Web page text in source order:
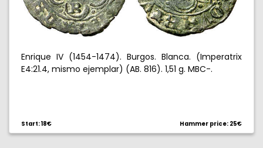
Enrique IV (1454-1474). Burgos. Blanca. (Imperatrix
E4:21.4, mismo ejemplar) (AB. 816). 1,51 g. MBC-.
Start: 18€ Hammer price: 25€